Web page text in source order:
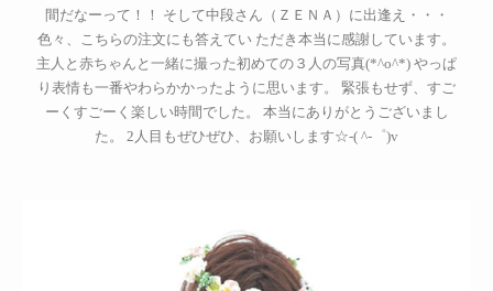
間だなーって！！ そして中段さん（ＺＥＮＡ）に出逢え・・・
色々、こちらの注文にも答えてい ただき本当に感謝しています。
主人と赤ちゃんと一緒に撮った初めての３人の写真(*^o^*) やっぱ
り表情も一番やわらかかったように思います。 緊張もせず、すご
ーくすごーく楽しい時間でした。 本当にありがとうございまし
た。 2人目もぜひぜひ、お願いします☆-( ^-゜)v